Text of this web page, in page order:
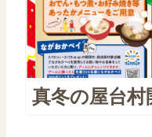
真冬の屋台村